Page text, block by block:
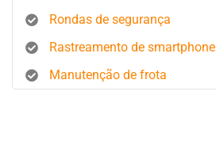
Rondas de segurança
Rastreamento de smartphone
Manutenção de frota